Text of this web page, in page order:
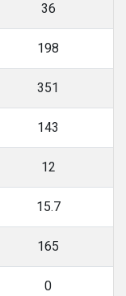
36
198
351
143
12
15.7
165
0